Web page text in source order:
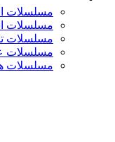
مسلسلات
مسلسلات
مسلسلات
مسلسلات
مسلسلات